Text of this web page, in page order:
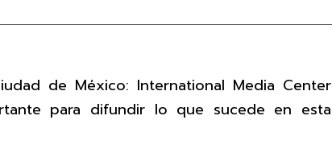
de México: International Media Center
para difundir lo que sucede en esta